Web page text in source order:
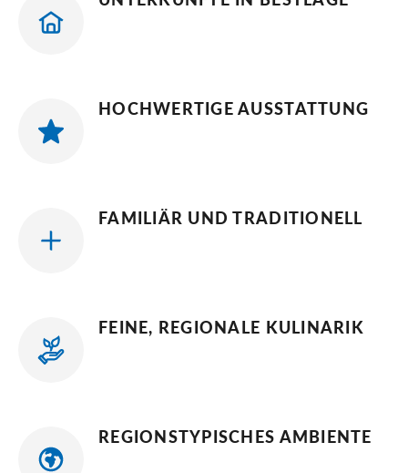
HOCHWERTIGE AUSSTATTUNG
FAMILIÄR UND TRADITIONELL
FEINE, REGIONALE KULINARIK
REGIONSTYPISCHES AMBIENTE